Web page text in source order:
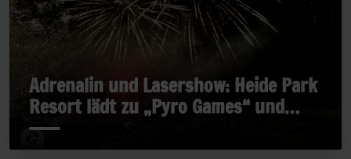
Adrenalin und Lasershow: Heide Park
Resort lädt zu „Pyro Games“ und
„Late Rides“